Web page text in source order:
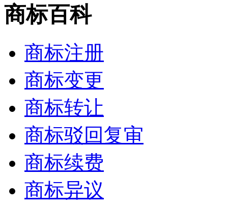
商标百科
商标注册
商标变更
商标转让
商标驳回复审
商标续费
商标异议